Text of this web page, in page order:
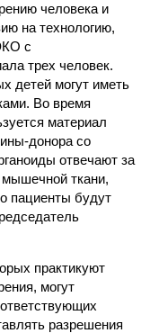
человека и
на технологию,
с
трех человек.
детей могут иметь
Во время
материал
донора со
отвечают за
мышечной ткани,
пациенты будут
практикуют
могут
разрешения